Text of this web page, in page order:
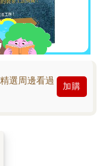
選周邊看過
加購